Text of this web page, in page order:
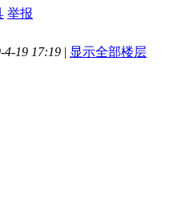
举报
4-19 17:19 | 显示全部楼层